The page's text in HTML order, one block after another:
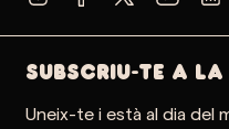
SUBSCRIU-TE A LA
Uneix-te i està al dia del